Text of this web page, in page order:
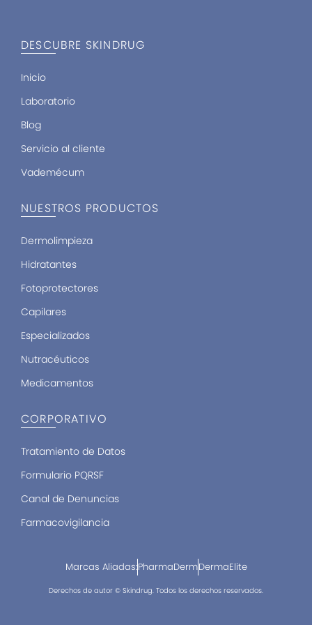
a
DESCUBRE SKINDRUG
Inicio
Laboratorio
Blog
Servicio al cliente
Vademécum
NUESTROS PRODUCTOS
Dermolimpieza
Hidratantes
Fotoprotectores
Capilares
Especializados
Nutracéuticos
Medicamentos
CORPORATIVO
Tratamiento de Datos
Formulario PQRSF
Canal de Denuncias
Farmacovigilancia
Marcas Aliadas:PharmaDermDermaElite
Derechos de autor © Skindrug. Todos los derechos reservados.